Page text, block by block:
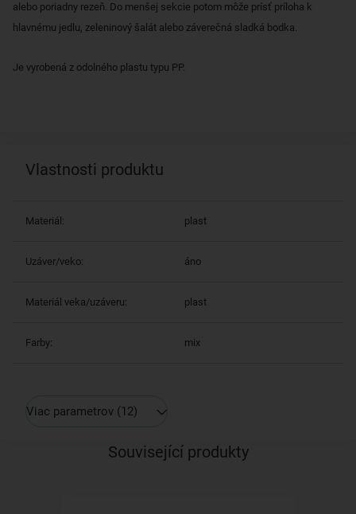
alebo poriadny rezeň. Do menšej sekcie potom môže prísť príloha k
hlavnému jedlu, zeleninový šalát alebo záverečná sladká bodka.
Je vyrobená z odolného plastu typu PP.
Vlastnosti produktu
Materiál: plast
Uzáver/veko: áno
Materiál veka/uzáveru: plast
Farby: mix
Viac parametrov (12)
Související produkty